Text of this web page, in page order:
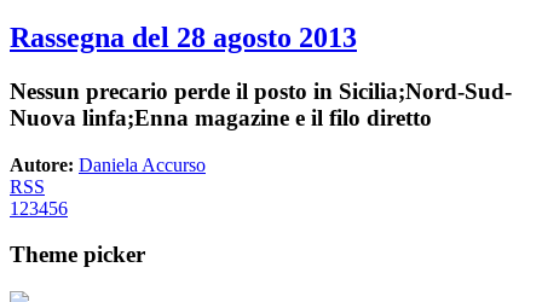
Rassegna del 28 agosto 2013
Nessun precario perde il posto in Sicilia;Nord-Sud-
Nuova linfa;Enna magazine e il filo diretto
Autore: Daniela Accurso
RSS
1 23456
Theme picker